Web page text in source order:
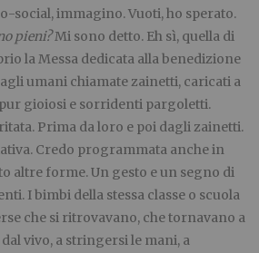
social, immagino. Vuoti, ho sperato.
pieni?Mi sono detto. Eh sì, quella di
la Messa dedicata alla benedizione
umani chiamate zainetti, caricati a
gioiosi e sorridenti pargoletti.
Prima da loro e poi dagli zainetti.
Credo programmata anche in
altre forme. Un gesto e un segno di
I bimbi della stessa classe o scuola
che si ritrovavano, che tornavano a
vivo, a stringersi le mani, a